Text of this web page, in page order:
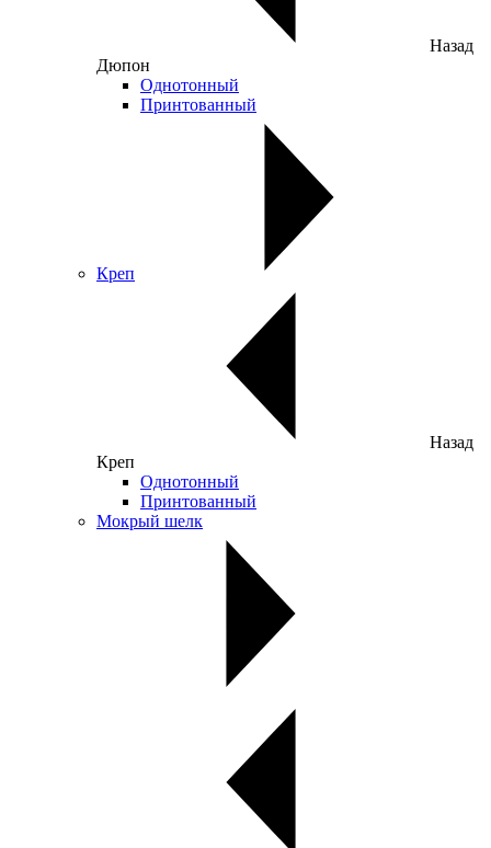
Назад
Дюпон
Однотонный
Принтованный
Креп
Назад
Креп
Однотонный
Принтованный
Мокрый шелк